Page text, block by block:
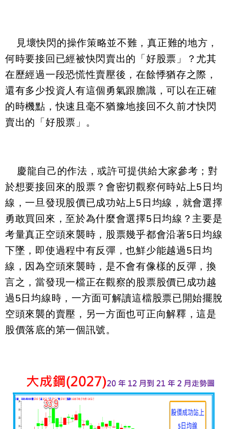
見壞快閃的操作策略並不難，真正難的地方，
何時要接回已經被快閃賣出的「好股票」？尤其
在歷經過一段恐慌性賣壓後，在餘悸猶存之際，
還有多少投資人有這個勇氣跟膽識，可以在正確
的時機點，快速且毫不猶豫地接回不久前才快閃
賣出的「好股票」。
慶龍自己的作法，或許可提供給大家參考；對
於想要接回來的股票？會密切觀察何時站上5 日均
線，一旦發現股價已成功站上5 日均線，就會選擇
勇敢買回來，至於為什麼會選擇5 日均線？主要是
考量真正空頭來襲時，股票幾乎都會沿著5日均線
下墜，即使過程中有反彈，也鮮少能越過5日均
線，因為空頭來襲時，是不會有像樣的反彈，換
言之，當發現一檔正在觀察的股票股價已成功越
過5日均線時，一方面可解讀這檔股票已開始擺脫
空頭來襲的賣壓，另一方面也可正向解釋，這是
股價落底的第一個訊號。